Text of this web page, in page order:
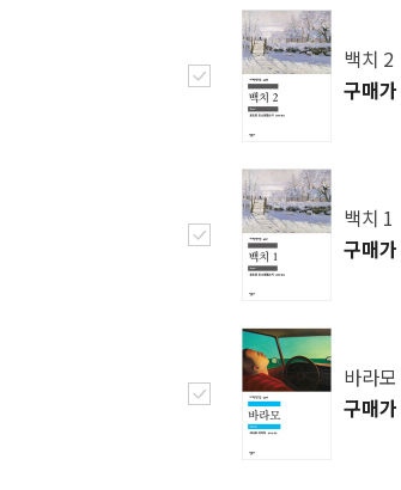
백치 2
구매가
백치 1
구매가
바라모
구매가